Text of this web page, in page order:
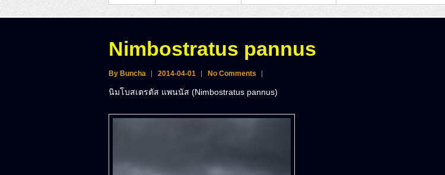
Nimbostratus pannus
By Buncha 2014-04-01 No Comments
นิมโบสเตรตัส แพนนัส (Nimbostratus pannus)